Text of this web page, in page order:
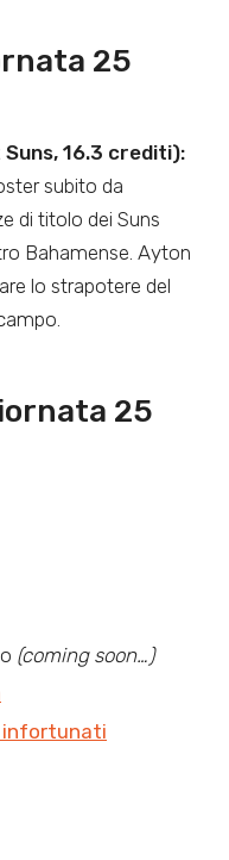
25
16.3 crediti):
subito da
di titolo dei Suns
Bahamense. Ayton
lo strapotere del
25
(coming soon…)
infortunati